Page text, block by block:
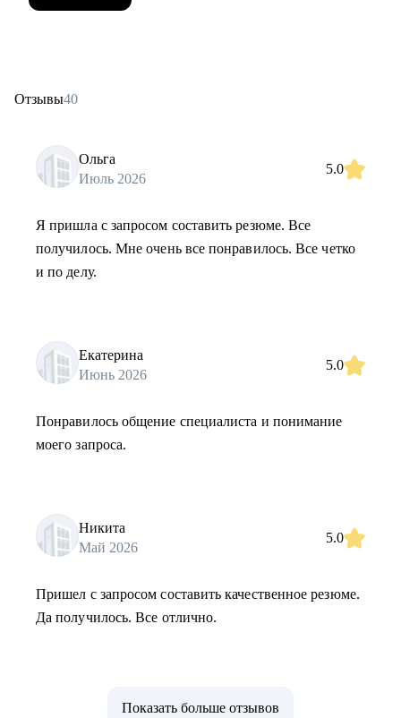
Отзывы40
Ольга
Июль 2026
5.0
Я пришла с запросом составить резюме. Все
получилось. Мне очень все понравилось. Все четко
и по делу.
Екатерина
Июнь 2026
5.0
Понравилось общение специалиста и понимание
моего запроса.
Никита
Май 2026
5.0
Пришел с запросом составить качественное резюме.
Да получилось. Все отлично.
Показать больше отзывов